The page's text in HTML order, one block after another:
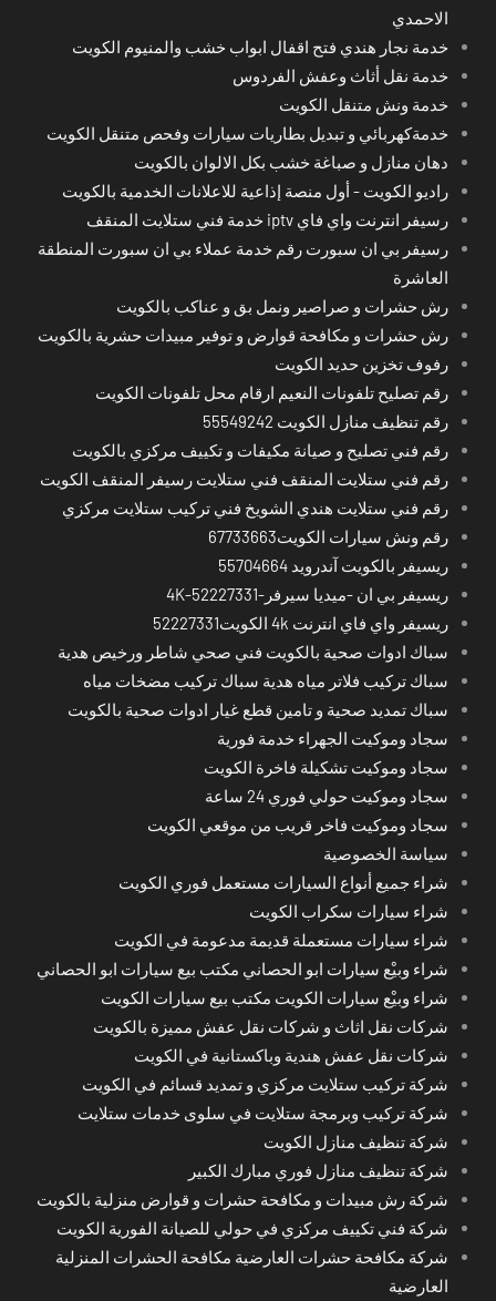
الاحمدي
خدمة نجار هندي فتح اقفال ابواب خشب والمنيوم الكويت
خدمة نقل أثاث وعفش الفردوس
خدمة ونش متنقل الكويت
خدمةكهربائي و تبديل بطاريات سيارات وفحص متنقل الكويت
دهان منازل و صباغة خشب بكل الالوان بالكويت
راديو الكويت - أول منصة إذاعية للاعلانات الخدمية بالكويت
رسيفر انترنت واي فاي iptv خدمة فني ستلايت المنقف
رسيفر بي ان سبورت رقم خدمة عملاء بي ان سبورت المنطقة
العاشرة
رش حشرات و صراصير ونمل بق و عناكب بالكويت
رش حشرات و مكافحة قوارض و توفير مبيدات حشرية بالكويت
رفوف تخزين حديد الكويت
رقم تصليح تلفونات النعيم ارقام محل تلفونات الكويت
رقم تنظيف منازل الكويت 55549242
رقم فني تصليح و صيانة مكيفات و تكييف مركزي بالكويت
رقم فني ستلايت المنقف فني ستلايت رسيفر المنقف الكويت
رقم فني ستلايت هندي الشويخ فني تركيب ستلايت مركزي
رقم ونش سيارات الكويت67733663
ريسيفر بالكويت آندرويد 55704664
ريسيفر بي ان -ميديا سيرفر-4K-52227331
ريسيفر واي فاي انترنت 4k الكويت52227331
سباك ادوات صحية بالكويت فني صحي شاطر ورخيص هدية
سباك تركيب فلاتر مياه هدية سباك تركيب مضخات مياه
سباك تمديد صحية و تامين قطع غيار ادوات صحية بالكويت
سجاد وموكيت الجهراء خدمة فورية
سجاد وموكيت تشكيلة فاخرة الكويت
سجاد وموكيت حولي فوري 24 ساعة
سجاد وموكيت فاخر قريب من موقعي الكويت
سياسة الخصوصية
شراء جميع أنواع السيارات مستعمل فوري الكويت
شراء سيارات سكراب الكويت
شراء سيارات مستعملة قديمة مدعومة في الكويت
شراء وبيْع سيارات ابو الحصاني مكتب بيع سيارات ابو الحصاني
شراء وبيْع سيارات الكويت مكتب بيع سيارات الكويت
شركات نقل اثاث و شركات نقل عفش مميزة بالكويت
شركات نقل عفش هندية وباكستانية في الكويت
شركة تركيب ستلايت مركزي و تمديد قسائم في الكويت
شركة تركيب وبرمجة ستلايت في سلوى خدمات ستلايت
شركة تنظيف منازل الكويت
شركة تنظيف منازل فوري مبارك الكبير
شركة رش مبيدات و مكافحة حشرات و قوارض منزلية بالكويت
شركة فني تكييف مركزي في حولي للصيانة الفورية الكويت
شركة مكافحة حشرات العارضية مكافحة الحشرات المنزلية
العارضية